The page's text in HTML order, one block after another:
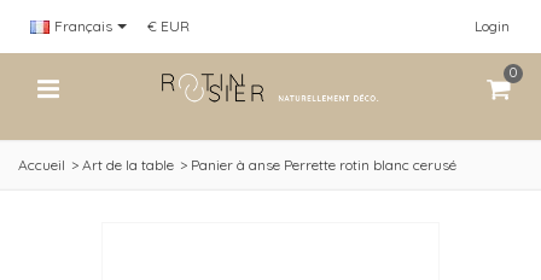
Français Login
€ EUR
0
Accueil > Art de la table > Panier à anse Perrette rotin blanc cerusé